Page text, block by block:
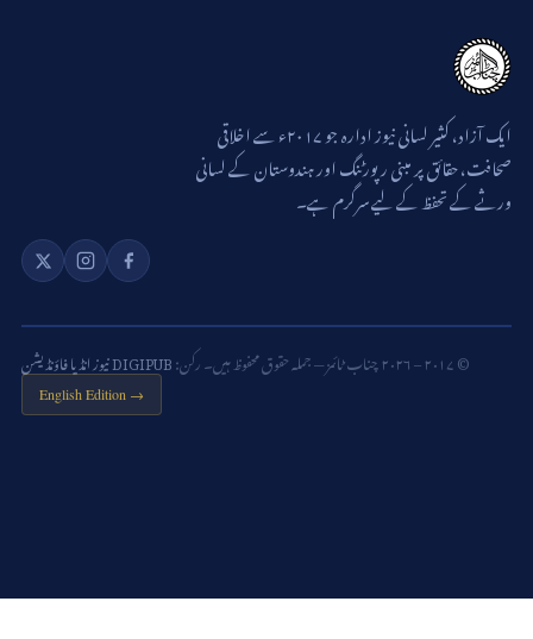
ایک آزاد، کثیر لسانی نیوز ادارہ جو ۲۰۱۷ء سے اخلاقی
صحافت، حقائق پر مبنی رپورٹنگ اور ہندوستان کے لسانی
ورثے کے تحفظ کے لیے سرگرم ہے۔
DIGIPUB نیوز انڈیا فاؤنڈیشن
English Edition →